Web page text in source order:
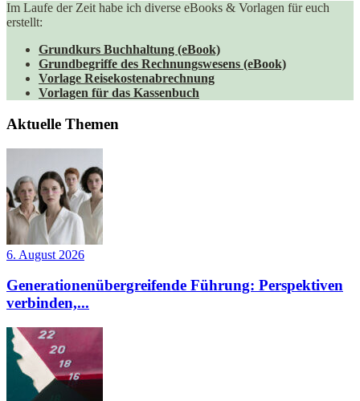
Im Laufe der Zeit habe ich diverse eBooks & Vorlagen für euch
erstellt:
Grundkurs Buchhaltung (eBook)
Grundbegriffe des Rechnungswesens (eBook)
Vorlage Reisekostenabrechnung
Vorlagen für das Kassenbuch
Aktuelle Themen
6. August 2026
Generationenübergreifende Führung: Perspektiven
verbinden,...